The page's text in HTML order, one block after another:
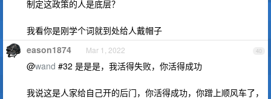
制定这政策的人是底层？
我看你是刚学个词就到处给人戴帽子
40
eason1874 Mar 1, 2022
@wand #32 是是是，我活得失败，你活得成功
我说这是人家给自己开的后门，你活得成功，你蹭上顺风车了，